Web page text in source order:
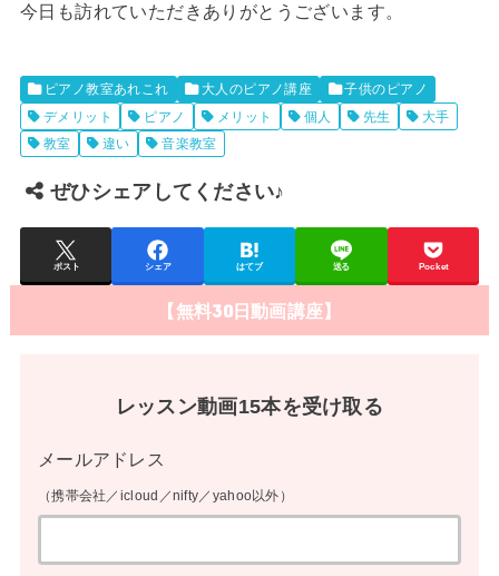
今日も訪れていただきありがとうございます。
ピアノ教室あれこれ 大人のピアノ講座
子供のピアノ
デメリット
ピアノ メリット 個人 先生
大手
教室
違い 音楽教室
ぜひシェアしてください♪
ポスト シェア はてブ 送る Pocket
【無料30日動画講座】
レッスン動画15本を受け取る
メールアドレス
（携帯会社／icloud／nifty／yahoo以外）